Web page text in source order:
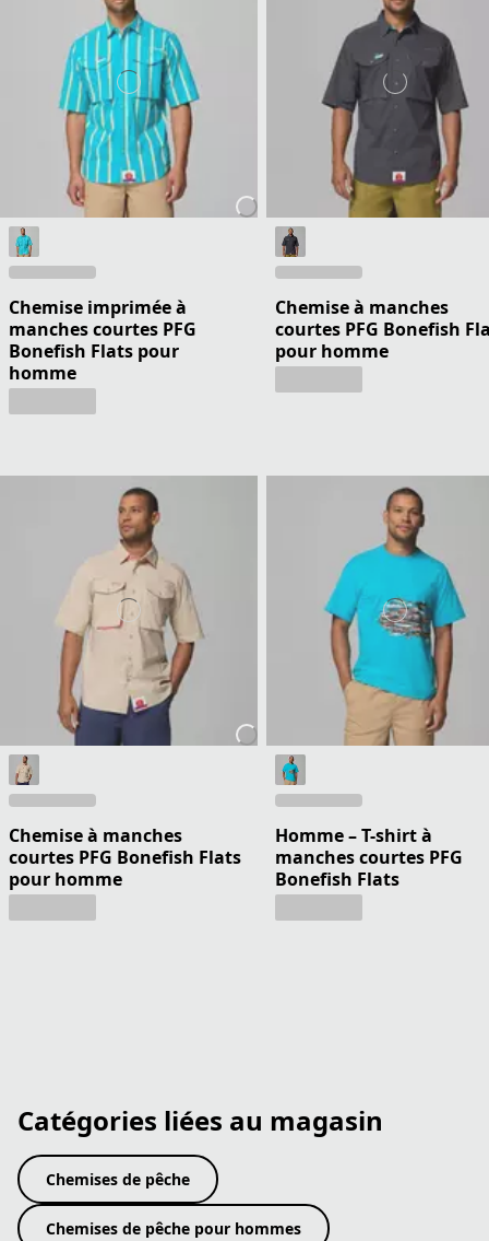
Chemise imprimée à
manches courtes PFG
Bonefish Flats pour
homme
Chemise à manches
courtes PFG Bonefish
pour homme
Chemise à manches
courtes PFG Bonefish Flats
pour homme
Homme – T-shirt à
manches courtes PFG
Bonefish Flats
Catégories liées au magasin
Chemises de pêche
Chemises de pêche pour hommes